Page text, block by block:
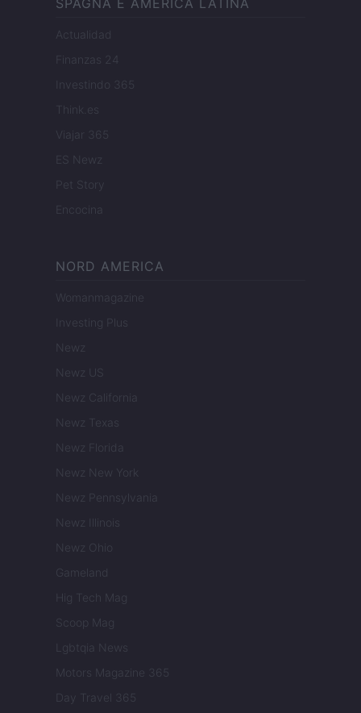
SPAGNA E AMERICA LATINA
Actualidad
Finanzas 24
Investindo 365
Think.es
Viajar 365
ES Newz
Pet Story
Encocina
NORD AMERICA
Womanmagazine
Investing Plus
Newz
Newz US
Newz California
Newz Texas
Newz Florida
Newz New York
Newz Pennsylvania
Newz Illinois
Newz Ohio
Gameland
Hig Tech Mag
Scoop Mag
Lgbtqia News
Motors Magazine 365
Day Travel 365